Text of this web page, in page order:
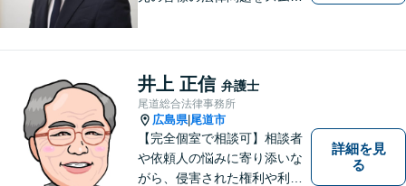
境づくり、案件への細やかな
気配り、親身な対応がモット
ーで、様々な分野における法
的サービスを提供いたしま
す。
井上 正信 弁護士
尾道総合法律事務所
広島県| 尾道市
【完全個室で相談可】相談者
や依頼人の悩みに寄り添いな
がら、侵害された権利や利益
詳細を見
る